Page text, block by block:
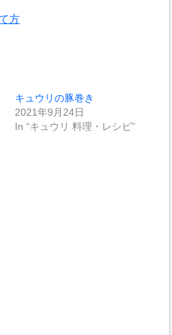
方
キュウリの豚巻き
2021年9月24日
In “キュウリ 料理・レシピ”